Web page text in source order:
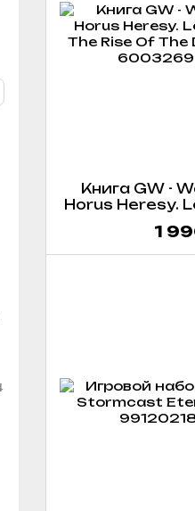
Книга GW -
Horus Heresy.
1